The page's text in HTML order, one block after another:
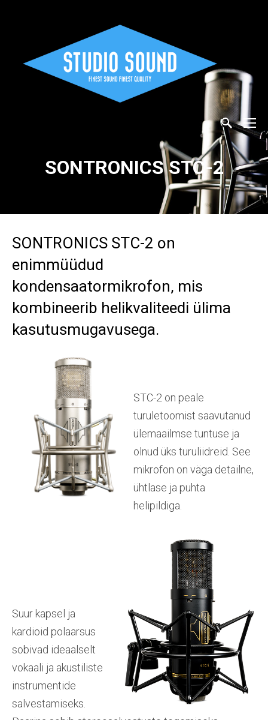
SONTRONICS STC-2
SONTRONICS STC-2 on
enimmüüdud
kondensaatormikrofon, mis
kombineerib helikvaliteedi ülima
kasutusmugavusega.
STC-2 on peale
turuletoomist saavutanud
ülemaailmse tuntuse ja
olnud üks turuliidreid. See
mikrofon on väga detailne,
ühtlase ja puhta
helipildiga.
Suur kapsel ja
kardioid polaarsus
sobivad ideaalselt
vokaali ja akustiliste
instrumentide
salvestamiseks.